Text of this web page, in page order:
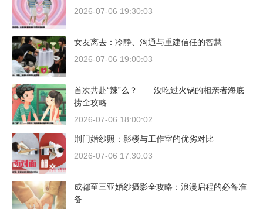
2026-07-06 19:30:03
女友离去：冷静、沟通与重建信任的智慧
2026-07-06 19:00:03
首次共赴“辣”么？——没吃过火锅的相亲者海底
捞全攻略
2026-07-06 18:00:02
荆门婚纱照：影楼与工作室的优劣对比
2026-07-06 17:30:03
成都至三亚婚纱摄影全攻略：浪漫启程的必备准
备